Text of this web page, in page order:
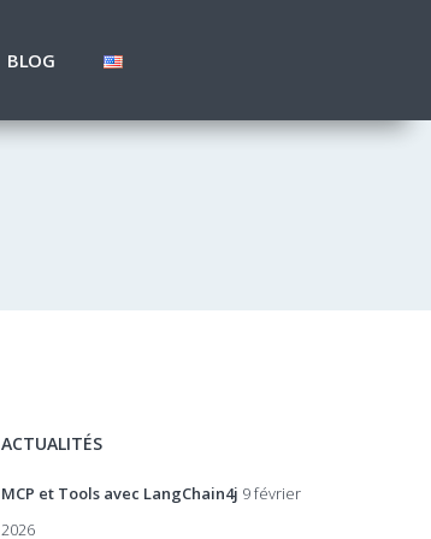
BLOG
ACTUALITÉS
MCP et Tools avec LangChain4j 9 février
2026